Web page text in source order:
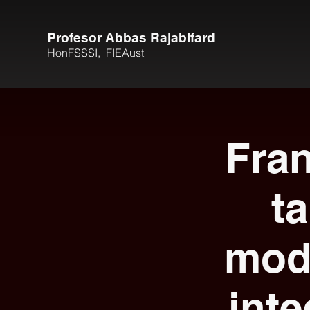
Profesor Abbas Rajabifard
HonFSSSI, FIEAust